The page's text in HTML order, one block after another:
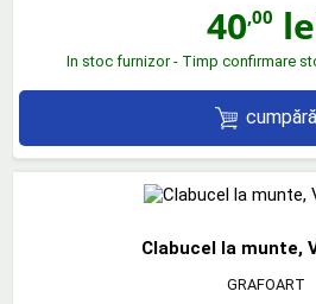
40,00
In stoc furnizor - Timp confirmare
cumpără
Clabucel la munte,
GRAFOART